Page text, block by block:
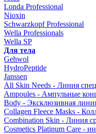
Londa Professional
Nioxin
Schwarzkopf Professional
Wella Professionals
Wella SP
Для тела
Gehwol
HydroPeptide
Janssen
All Skin Needs - Линия
Ampoules - Ампульные
Body - Эксклюзивная
Collagen Fleece Masks -
Combination Skin - Линия
Cosmetics Platinum Care -